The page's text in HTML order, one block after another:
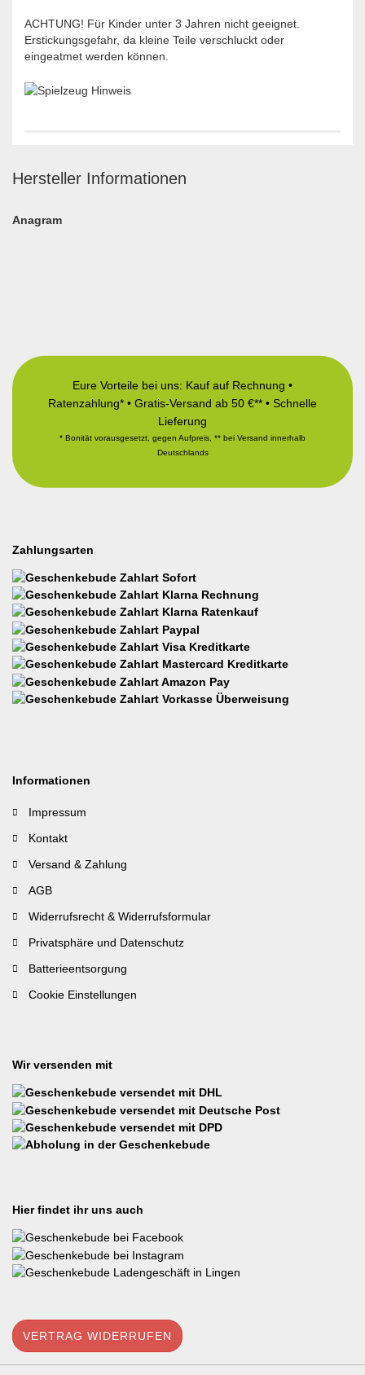
ACHTUNG! Für Kinder unter 3 Jahren nicht geeignet.
Erstickungsgefahr, da kleine Teile verschluckt oder
eingeatmet werden können.
Hersteller Informationen
Anagram
Eure Vorteile bei uns: Kauf auf Rechnung •
Ratenzahlung* • Gratis-Versand ab 50 €** • Schnelle
Lieferung
* Bonität vorausgesetzt, gegen Aufpreis, ** bei Versand innerhalb
Deutschlands
Zahlungsarten
Informationen
Impressum
Kontakt
Versand & Zahlung
AGB
Widerrufsrecht & Widerrufsformular
Privatsphäre und Datenschutz
Batterieentsorgung
Cookie Einstellungen
Wir versenden mit
Hier findet ihr uns auch
VERTRAG WIDERRUFEN